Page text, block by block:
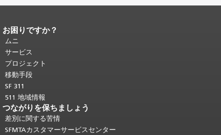
ページコンテンツの終わり。
ジの残りの部分はすべてのページで繰
り返されます。
頭に戻る。
お困りですか？
ムニ
サービス
プロジェクト
移動手段
SF 311
511 地域情報
つながりを保ちましょう
差別に関する苦情
SFMTAカスタマーサービスセンター